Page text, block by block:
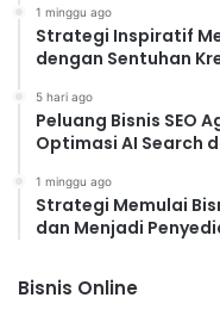
1 minggu ago
Strategi Inspiratif
dengan Sentuhan
5 hari ago
Peluang Bisnis SEO
Optimasi AI Search
1 minggu ago
Strategi Memulai
dan Menjadi
Bisnis Online